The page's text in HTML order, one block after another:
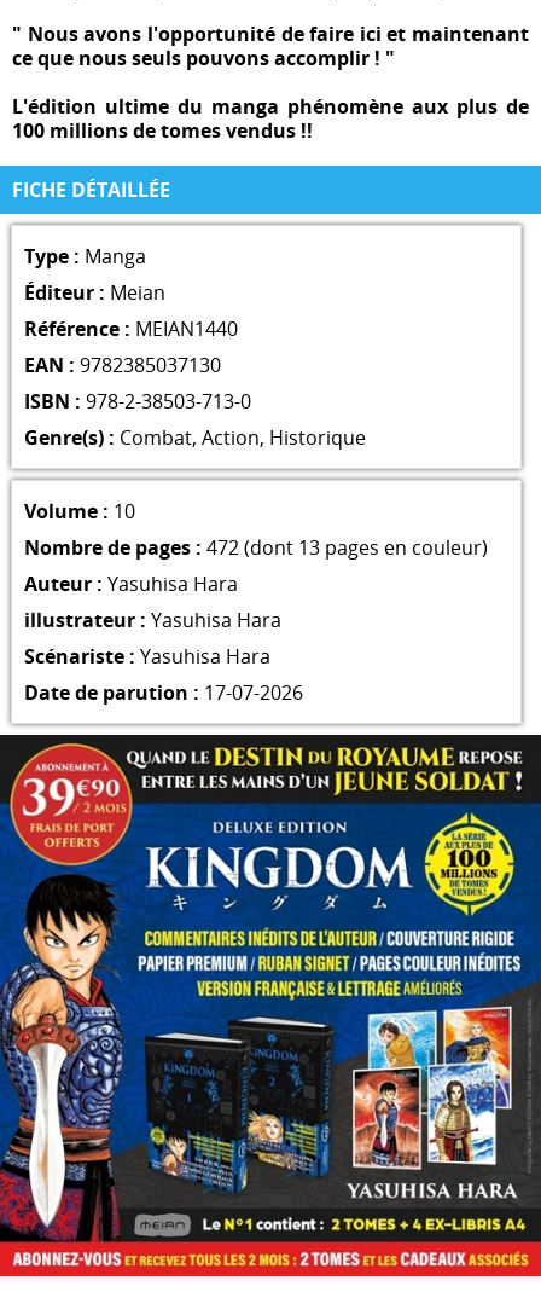
" Nous avons l'opportunité de faire ici et maintenant
ce que nous seuls pouvons accomplir ! "
L'édition ultime du manga phénomène aux plus de
100 millions de tomes vendus !!
FICHE DÉTAILLÉE
Type : Manga
Éditeur : Meian
Référence : MEIAN1440
EAN : 9782385037130
ISBN : 978-2-38503-713-0
Genre(s) : Combat, Action, Historique
Volume : 10
Nombre de pages : 472 (dont 13 pages en couleur)
Auteur : Yasuhisa Hara
illustrateur : Yasuhisa Hara
Scénariste : Yasuhisa Hara
Date de parution : 17-07-2026